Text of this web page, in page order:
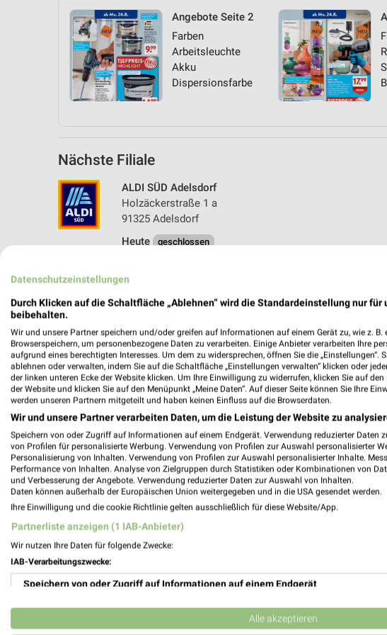
Angebote Seite 2
Farben
Arbeitsleuchte
Akku
Dispersionsfarbe
Nächste Filiale
ALDI SÜD Adelsdorf
Holzäckerstraße 1 a
91325 Adelsdorf
Heute
geschlossen
AKTIONEN, RABATTE & GUTSCHEINE
Datenschutzeinstellungen
Durch Klicken auf die Schaltfläche „Ablehnen“ wird die Standardeinstellung nur
beibehalten.
Wir und unsere Partner speichern und/oder greifen auf Informationen auf einem Gerät zu, wie z. B.
Browserspeichern, um personenbezogene Daten zu verarbeiten. Einige Anbieter verarbeiten Ihre
aufgrund eines berechtigten Interesses. Um dem zu widersprechen, öffnen Sie die „Einstellungen“.
ablehnen oder verwalten, indem Sie auf die Schaltfläche „Einstellungen verwalten“ klicken oder
der linken unteren Ecke der Website klicken. Um Ihre Einwilligung zu widerrufen, klicken Sie auf
der Website und klicken Sie auf den Menüpunkt „Meine Daten“. Auf dieser Seite können Sie Ihre
werden unseren Partnern mitgeteilt und haben keinen Einfluss auf die Browserdaten.
Wir und unsere Partner verarbeiten Daten, um die Leistung der Website zu
Speichern von oder Zugriff auf Informationen auf einem Endgerät. Verwendung reduzierter Daten
von Profilen für personalisierte Werbung. Verwendung von Profilen zur Auswahl personalisierter
Personalisierung von Inhalten. Verwendung von Profilen zur Auswahl personalisierter Inhalte.
Performance von Inhalten. Analyse von Zielgruppen durch Statistiken oder Kombinationen von
und Verbesserung der Angebote. Verwendung reduzierter Daten zur Auswahl von Inhalten.
Daten können außerhalb der Europäischen Union weitergegeben und in die USA gesendet werden.
Ihre Einwilligung und die cookie Richtlinie gelten ausschließlich für diese Website/App.
Partnerliste anzeigen (1 IAB-Anbieter)
Wir nutzen Ihre Daten für folgende Zwecke:
IAB-Verarbeitungszwecke:
Speichern von oder Zugriff auf Informationen auf einem Endgerät
Verwendung reduzierter Daten zur Auswahl von Werbeanzeigen
Alle akzeptieren